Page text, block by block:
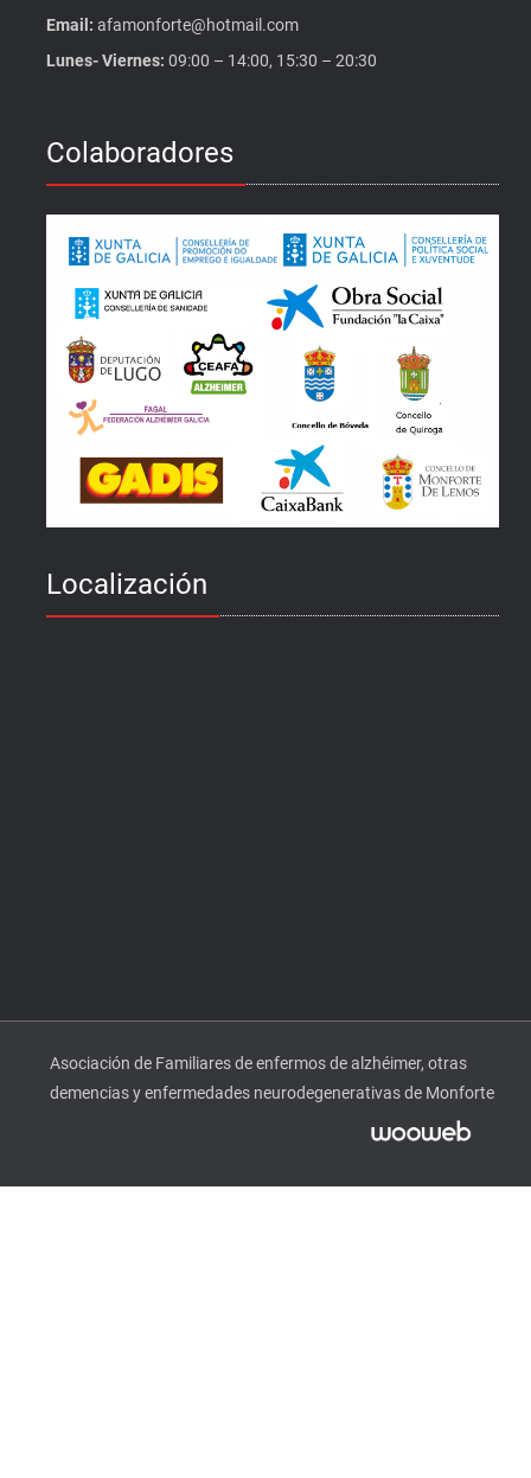
Email: afamonforte@hotmail.com
Lunes- Viernes: 09:00 – 14:00, 15:30 – 20:30
Colaboradores
Localización
Asociación de Familiares de enfermos de alzhéimer, otras
demencias y enfermedades neurodegenerativas de Monforte